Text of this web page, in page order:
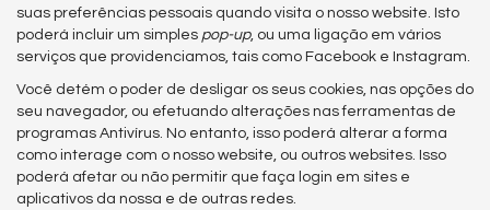
suas preferências pessoais quando visita o nosso website. Isto
poderá incluir um simples pop-up, ou uma ligação em vários
serviços que providenciamos, tais como Facebook e Instagram.
Você detém o poder de desligar os seus cookies, nas opções do
seu navegador, ou efetuando alterações nas ferramentas de
programas Antivírus. No entanto, isso poderá alterar a forma
como interage com o nosso website, ou outros websites. Isso
poderá afetar ou não permitir que faça login em sites e
aplicativos da nossa e de outras redes.